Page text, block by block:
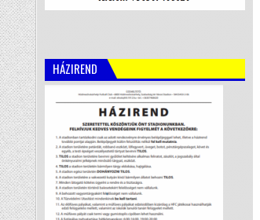
HÁZIREND